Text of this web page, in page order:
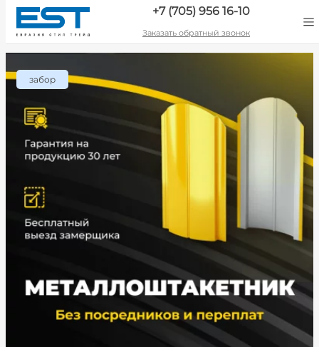
+7 (705) 956 16-10
Заказать обратный звонок
забор